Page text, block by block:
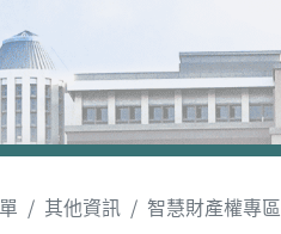
其他資訊 智慧財產權專區